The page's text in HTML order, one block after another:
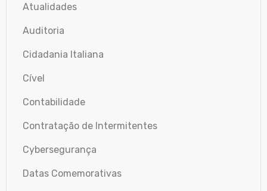
Atualidades
Auditoria
Cidadania Italiana
Cível
Contabilidade
Contratação de Intermitentes
Cybersegurança
Datas Comemorativas